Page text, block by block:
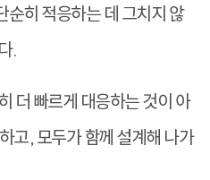
순히 적응하는 데 그치지 않
.
더 빠르게 대응하는 것이 아
고, 모두가 함께 설계해 나가